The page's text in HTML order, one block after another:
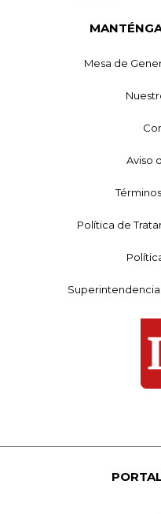
Mesa de
Aviso
Política de